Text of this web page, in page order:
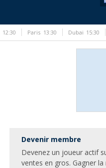
Devenir membre
Devenez un joueur actif
ventes en gros. Gagner
12:30 Paris 13:30 Dubai 15:30